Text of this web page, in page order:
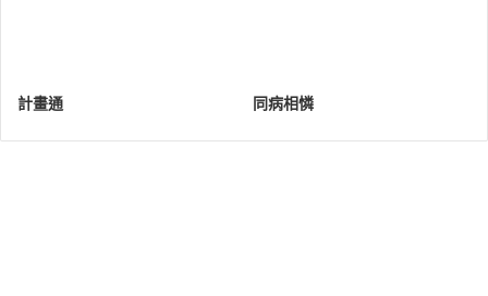
計畫通 同病相憐